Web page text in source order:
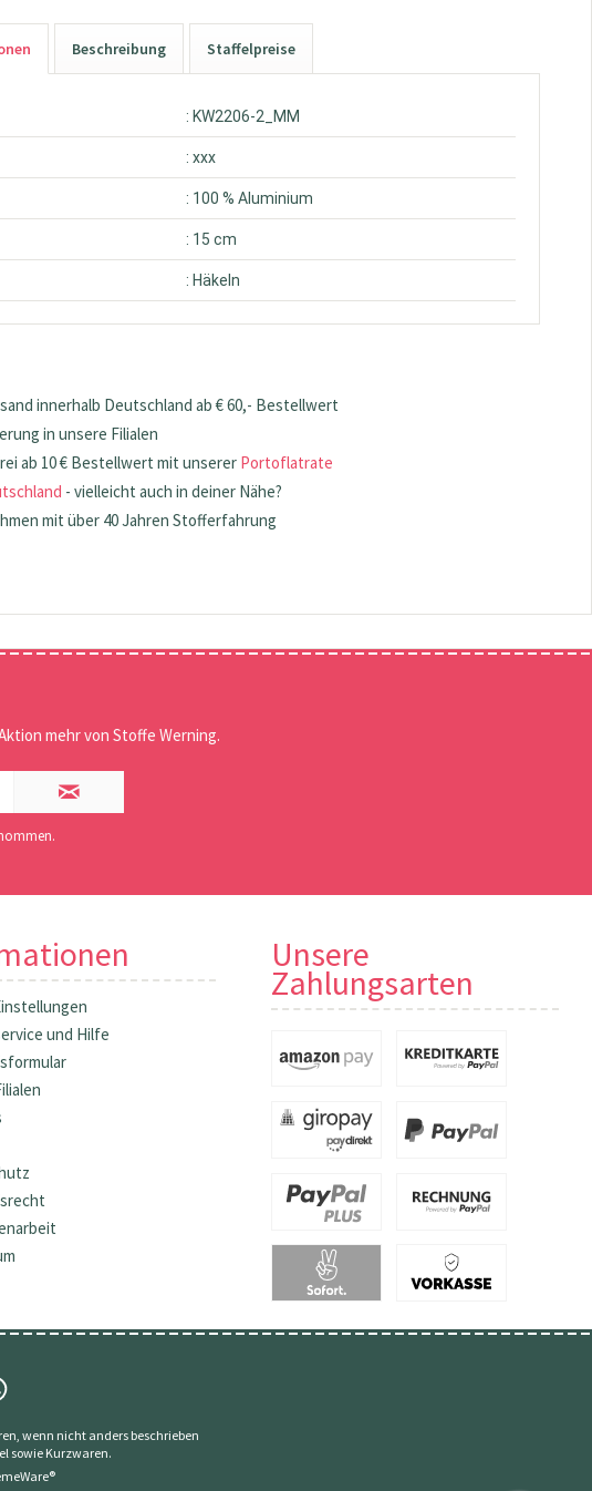
Beschreibung Staffelpreise
: KW2206-2_MM
: xxx
: 100 % Aluminium
: 15 cm
: Häkeln
innerhalb Deutschland ab € 60,- Bestellwert
in unsere Filialen
ab 10 € Bestellwert mit unserer Portoflatrate
- vielleicht auch in deiner Nähe?
mit über 40 Jahren Stofferfahrung
mehr von Stoffe Werning.
und Hilfe
Unsere
Zahlungsarten
wenn nicht anders beschrieben
sowie Kurzwaren.